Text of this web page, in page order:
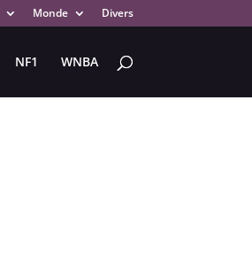
Monde Divers
NF1 WNBA